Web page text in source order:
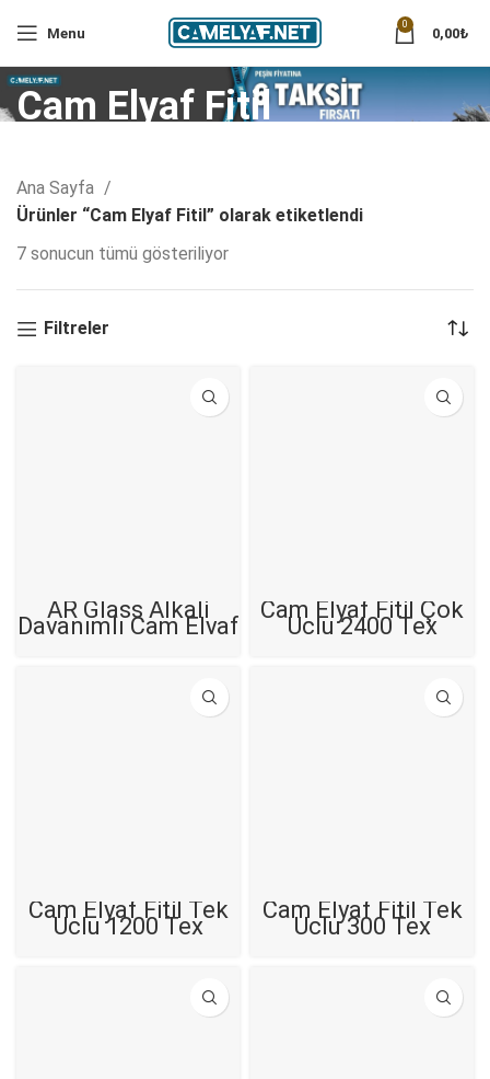
Menu
0
0,00₺
Cam Elyaf Fitil
Ana Sayfa
Ürünler “Cam Elyaf Fitil” olarak etiketlendi
7 sonucun tümü gösteriliyor
Filtreler
AR Glass Alkali
Dayanımlı Cam Elyaf
Cam Elyaf Fitil Çok
Uçlu 2400 Tex
Cam Elyaf Fitil Tek
Uçlu 1200 Tex
Cam Elyaf Fitil Tek
Uçlu 300 Tex